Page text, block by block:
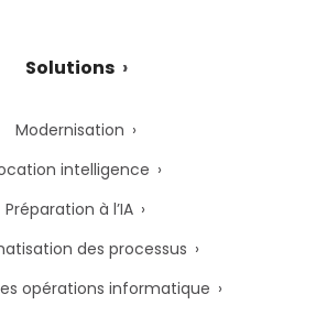
Solutions
Modernisation
intelligence
Préparation à l’IA
des processus
opérations informatique